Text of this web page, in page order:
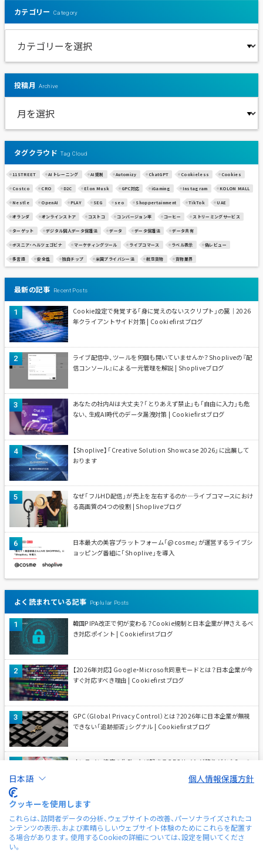
カテゴリー Category
投稿月 Archive
タグクラウド Tag Cloud
11STREET AIトレーニング AI規制 Automizy ChatGPT Cookieless Cookies
Costco CRO D2C Elon Musk GPC対応 iGaming Instagram KOLON MALL
Nestle OpenAI PLAY SEG seo Shoppertainment TikTok UAE
オランダ オンラインストア コストコ コンバージョン率 コーヒー ストリーミングサービス
ターゲット デジタル個人データ保護法 データ データ保護法 データ共有
ボスニア・ヘルツェゴビナ マーケティングツール ライブコマース ラベル表示 偽レビュー
多言語 安全性 独自チップ 米国プライバシー法 航空貨物 貨物業界
最新の記事 Recent Posts
Cookie設定で発覚する「身に覚えのないスクリプト」の罠｜2026
年クライアントサイド対策 | Cookiefirstブログ
ライブ配信中、ツールを何個も開いていませんか？Shopliveの『配
信コンソール』による一元管理を解説 | Shopliveブログ
あなたの社内AIは大丈夫？「とりあえず禁止」も「自由に入力」も危
ない、生成AI時代のデータ漏洩対策 | Cookiefirstブログ
【Shoplive】「Creative Solution Showcase 2026」に出展して
おります
なぜ「フルHD配信」が売上を左右するのか—ライブコマースにおけ
る高画質の4つの役割 | Shopliveブログ
日本最大の美容プラットフォーム「@cosme」が運営するライブシ
ョッピング番組に「Shoplive」を導入
よく読まれている記事 Poplular Posts
韓国PIPA改正で何が変わる？Cookie規制と日本企業が押さえるべ
き対応ポイント | Cookiefirstブログ
【2026年対応】Google・Microsoft同意モードとは？日本企業が今
すぐ対応すべき理由 | Cookiefirstブログ
GPC（Global Privacy Control）とは？2026年に日本企業が無視
できない「追跡拒否」シグナル | Cookiefirstブログ
オンライン接客の失敗、なぜ起きる？ECサイトが陥りがちな3つの
ライブ配信中、ツールを何個も開いていませんか？Shopliveの『配
信コンソール』による一元管理を解説 | Shopliveブログ
日本語 個人情報保護方針
クッキーを使用します
これらは、訪問者データの分析、ウェブサイトの改善、パーソナライズされたコ
ンテンツの表示、および素晴らしいウェブサイト体験のためにこれらを配置す
る場合があります。使用するCookieの詳細については、設定を開いてくださ
い。